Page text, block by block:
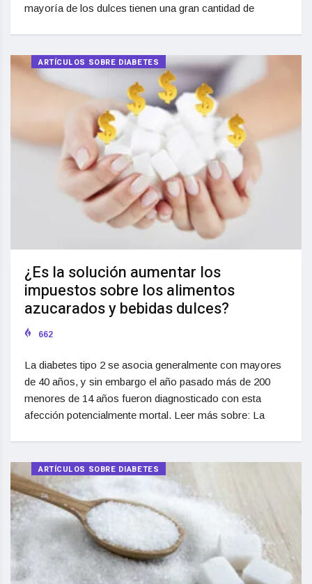
mayoría de los dulces tienen una gran cantidad de
ARTÍCULOS SOBRE DIABETES
¿Es la solución aumentar los
impuestos sobre los alimentos
azucarados y bebidas dulces?
662
La diabetes tipo 2 se asocia generalmente con mayores
de 40 años, y sin embargo el año pasado más de 200
menores de 14 años fueron diagnosticado con esta
afección potencialmente mortal. Leer más sobre: La
ARTÍCULOS SOBRE DIABETES